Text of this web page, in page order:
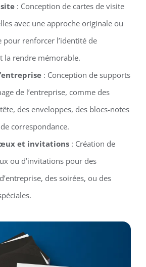
: Conception de cartes de visite
avec une approche originale ou
renforcer l’identité de
la rendre mémorable.
: Conception de supports
de l’entreprise, comme des
des enveloppes, des blocs-notes
correspondance.
et invitations: Création de
ou d’invitations pour des
des soirées, ou des